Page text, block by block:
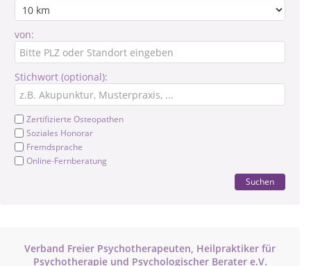
von:
Stichwort (optional):
Zertifizierte Osteopathen
Soziales Honorar
Fremdsprache
Online-Fernberatung
Suchen
Verband Freier Psychotherapeuten, Heilpraktiker für
Psychotherapie und Psychologischer Berater e.V.